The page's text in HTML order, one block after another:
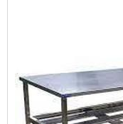
Albimáquinas.
mercado quando
pães ...